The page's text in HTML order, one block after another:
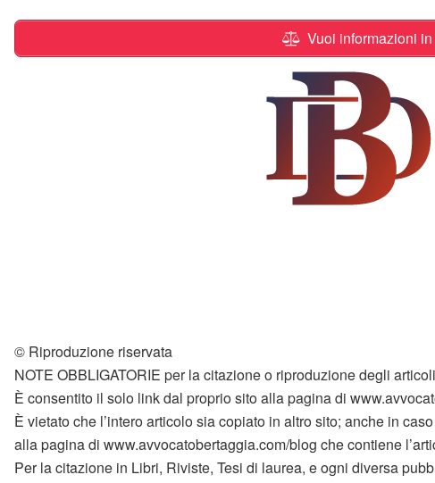
Vuoi informazioni
© Riproduzione riservata
NOTE OBBLIGATORIE per la citazione o riproduzione degli
È consentito il solo link dal proprio sito alla pagina di
È vietato che l’intero articolo sia copiato in altro sito; anche in
alla pagina di www.avvocatobertaggia.com/blog che contiene
Per la citazione in Libri, Riviste, Tesi di laurea, e ogni diversa